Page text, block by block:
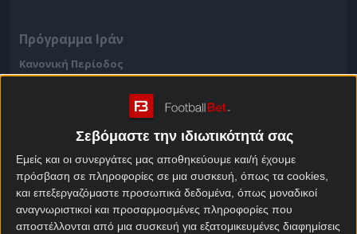
Σεβόμαστε την ιδιωτικότητά σας
Εμείς και οι συνεργάτες μας αποθηκεύουμε και/ή έχουμε
πρόσβαση σε πληροφορίες σε μια συσκευή, όπως τα cookies,
και επεξεργαζόμαστε προσωπικά δεδομένα, όπως μοναδικοί
αναγνωριστικοί και προσαρμοσμένες πληροφορίες που
αποστέλλονται από μια συσκευή για εξατομικευμένες διαφημίσεις
Πρόγραμμα Ιράν
Κανονική Περίοδος
Υποβιβασμός
Φόρμα Ιράν
Κανονική Περίοδος